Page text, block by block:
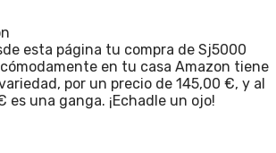
esta página tu compra de Sj5000
en tu casa Amazon tiene
por un precio de 145,00 €, y al
es una ganga. ¡Echadle un ojo!